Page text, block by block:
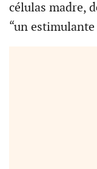
células madre,
“un